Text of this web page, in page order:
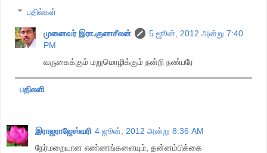
பதில்கள்
முனைவர் இரா.குணசீலன்
5 ஜூன், 2012 அன்று 7:40
PM
வருகைக்கும் மறுமொழிக்கும் நன்றி நண்பரே
பதிலளி
இராஜராஜேஸ்வரி 4 ஜூன், 2012 அன்று 8:36 AM
நேர்மறையான எண்ணங்களையும், தன்னம்பிக்கை